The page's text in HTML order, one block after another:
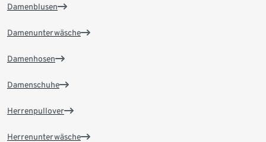
Damenblusen
Damenunterwäsche
Damenhosen
Damenschuhe
Herrenpullover
Herrenunterwäsche